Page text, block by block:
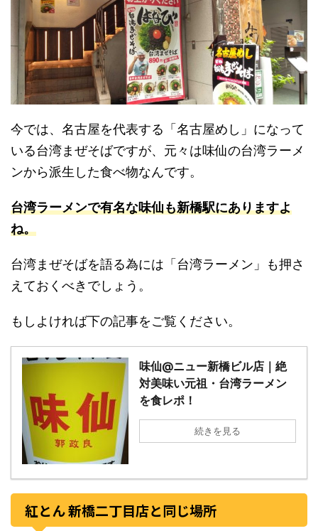
今では、名古屋を代表する「名古屋めし」になって
いる台湾まぜそばですが、元々は味仙の台湾ラーメ
ンから派生した食べ物なんです。
台湾ラーメンで有名な味仙も新橋駅にありますよ
ね。
台湾まぜそばを語る為には「台湾ラーメン」も押さ
えておくべきでしょう。
もしよければ下の記事をご覧ください。
味仙@ニュー新橋ビル店｜絶
対美味い元祖・台湾ラーメン
を食レポ！
続きを見る
紅とん 新橋二丁目店と同じ場所